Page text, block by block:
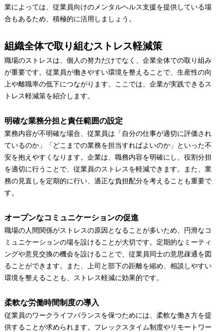
業によっては、従業員向けのメンタルヘルス支援を提供している場
合もあるため、積極的に活用しましょう。
組織全体で取り組むストレス軽減策
職場のストレスは、個人の努力だけでなく、企業全体での取り組み
が重要です。従業員が働きやすい環境を整えることで、生産性の向
上や離職率の低下につながります。ここでは、企業が実践できるス
トレス軽減策を紹介します。
明確な業務分担と責任範囲の設定
業務内容が不明確な場合、従業員は「自分の仕事が適切に評価され
ているのか」「どこまでの業務を担当すればよいのか」といった不
安を抱えやすくなります。企業は、職務内容を明確にし、役割分担
を適切に行うことで、従業員のストレスを軽減できます。また、業
務の見直しを定期的に行い、適正な負担配分を考えることも重要で
す。
オープンなコミュニケーションの促進
職場の人間関係がストレスの原因となることが多いため、円滑なコ
ミュニケーションの場を設けることが大切です。定期的なミーティ
ングや意見交換の機会を設けることで、従業員同士の意思疎通を図
ることができます。また、上司と部下の距離を縮め、相談しやすい
環境を整えることも、ストレス軽減に効果的です。
柔軟な労働時間制度の導入
従業員のワークライフバランスを保つためには、柔軟な働き方を提
供することが求められます。フレックスタイム制度やリモートワー